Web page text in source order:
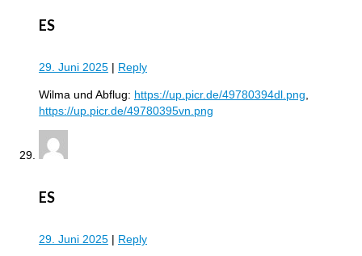
ES
29. Juni 2025 | Reply
Wilma und Abflug: https://up.picr.de/49780394dl.png
https://up.picr.de/49780395vn.png
ES
29. Juni 2025 | Reply